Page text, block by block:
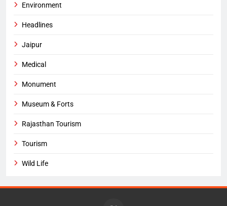
Environment
Headlines
Jaipur
Medical
Monument
Museum & Forts
Rajasthan Tourism
Tourism
Wild Life